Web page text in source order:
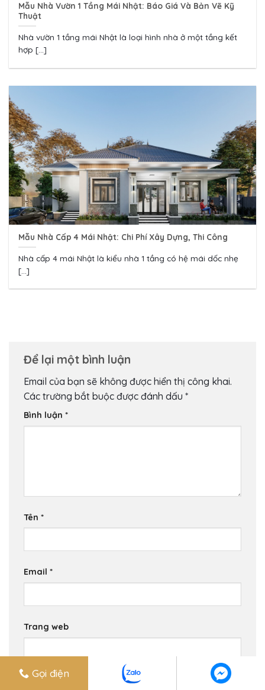
Mẫu Nhà Vườn 1 Tầng Mái Nhật: Báo Giá Và Bản Vẽ Kỹ
Thuật
Nhà vườn 1 tầng mái Nhật là loại hình nhà ở một tầng kết
hợp [...]
Mẫu Nhà Cấp 4 Mái Nhật: Chi Phí Xây Dựng, Thi Công
Nhà cấp 4 mái Nhật là kiểu nhà 1 tầng có hệ mái dốc nhẹ
[...]
Để lại một bình luận
Email của bạn sẽ không được hiển thị công khai.
Các trường bắt buộc được đánh dấu *
Bình luận *
Tên *
Email *
Trang web
Lưu tên của tôi, email, và trang web trong
Gọi điện